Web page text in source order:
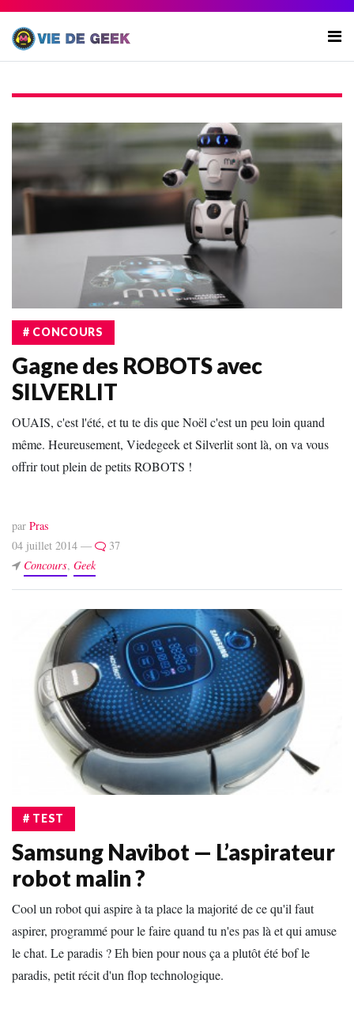
# CONCOURS
Gagne des ROBOTS avec
SILVERLIT
OUAIS, c'est l'été, et tu te dis que Noël c'est un peu loin quand
même. Heureusement, Viedegeek et Silverlit sont là, on va vous
offrir tout plein de petits ROBOTS !
par Pras
04 juillet 2014 —
37
Concours, Geek
# TEST
Samsung Navibot — L’aspirateur
robot malin ?
Cool un robot qui aspire à ta place la majorité de ce qu'il faut
aspirer, programmé pour le faire quand tu n'es pas là et qui amuse
le chat. Le paradis ? Eh bien pour nous ça a plutôt été bof le
paradis, petit récit d'un flop technologique.